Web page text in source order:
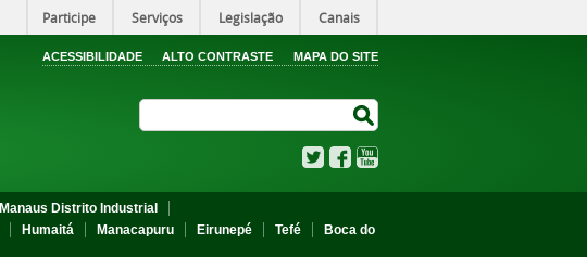
Participe Serviços Legislação Canais
ACESSIBILIDADE ALTO CONTRASTE MAPA DO SITE
TwitterFacebook
Manaus Distrito Industrial
Humaitá Manacapuru Eirunepé Tefé
Boca do